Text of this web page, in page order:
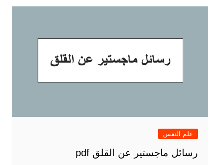
علم النفس
رسائل ماجستير عن القلق pdf